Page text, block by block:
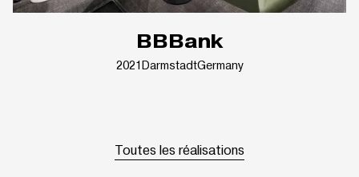
BBBank
2021DarmstadtGermany
Toutes les réalisations